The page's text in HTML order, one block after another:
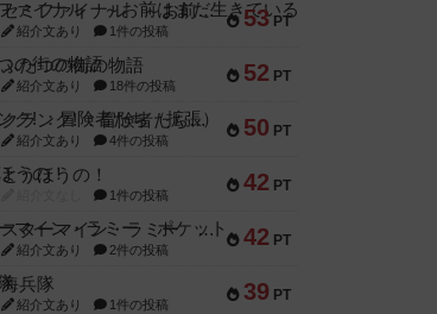
53 PT
セミファイナル ～お前はまだ生きている～
紹介文あり 1件の投稿
52 PT
ふたつの街の物語
紹介文あり 18件の投稿
50 PT
クランク! ：冒険者たち（拡張）
紹介文あり 4件の投稿
42 PT
とうほうの！
1件の投稿
42 PT
スターマイン・ラミー ポケット
紹介文あり 2件の投稿
39 PT
海兵隊
紹介文あり 1件の投稿